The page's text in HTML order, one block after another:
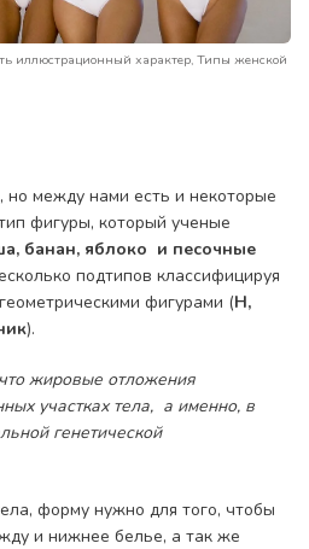
иллюстрационный характер, Типы женской
но между нами есть и некоторые
фигуры, который ученые
банан, яблоко и песочные
подтипов классифицируя
фигурами (H,
).
жировые отложения
участках тела, а именно, в
генетической
форму нужно для того, чтобы
и нижнее белье, а так же